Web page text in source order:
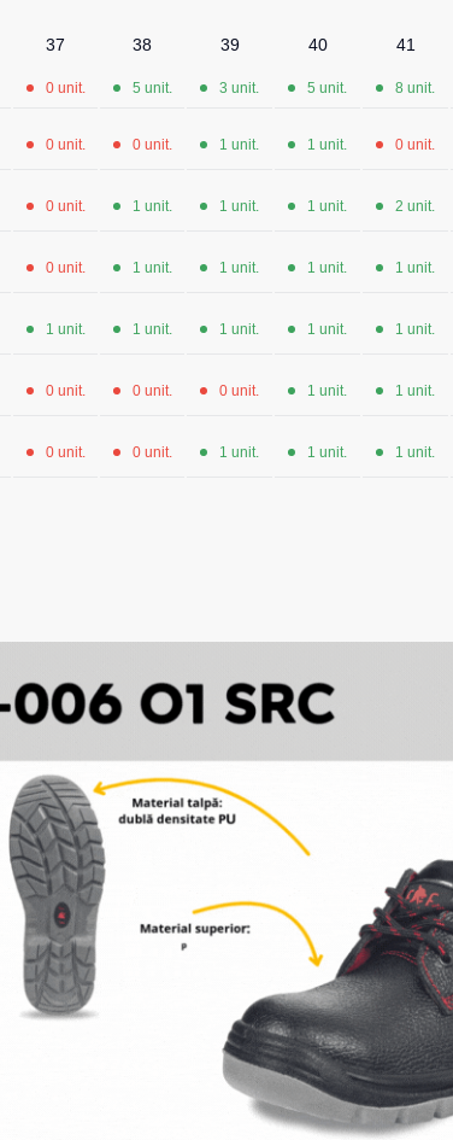
37 38 39 40 41
0 unit. 5 unit. 3 unit. 5 unit. 8 unit.
0 unit. 0 unit. 1 unit. 1 unit. 0 unit.
0 unit. 1 unit. 1 unit. 1 unit. 2 unit.
0 unit. 1 unit. 1 unit. 1 unit. 1 unit.
1 unit. 1 unit. 1 unit. 1 unit. 1 unit.
0 unit. 0 unit. 0 unit. 1 unit. 1 unit.
0 unit. 0 unit. 1 unit. 1 unit. 1 unit.